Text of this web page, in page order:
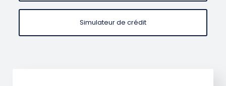
Simulateur de crédit